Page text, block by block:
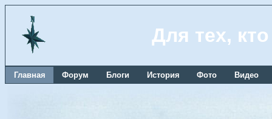
Для тех,
Главная Форум Блоги История Фото Видео